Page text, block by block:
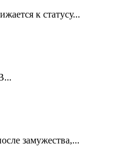
к статусу...
замужества,...